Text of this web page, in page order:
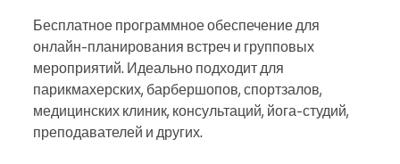
Бесплатное программное обеспечение для
онлайн-планирования встреч и групповых
мероприятий. Идеально подходит для
парикмахерских, барбершопов, спортзалов,
медицинских клиник, консультаций, йога-студий,
преподавателей и других.